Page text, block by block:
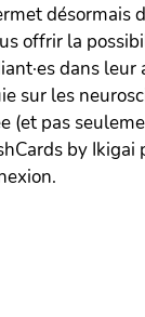
désormais
offrir la
dans leur
sur les
(et pas
by Ikigai